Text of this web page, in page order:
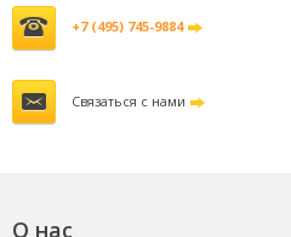
+7 (495) 745-9884
Связаться с нами
О нас